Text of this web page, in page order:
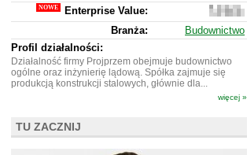
Enterprise Value:
133
950
Branża:
Budownictwo
Profil działalności:
Działalność firmy Projprzem obejmuje budownictwo
ogólne oraz inżynierię lądową. Spółka zajmuje się
produkcją konstrukcji stalowych, głównie dla...
więcej »
TU ZACZNIJ